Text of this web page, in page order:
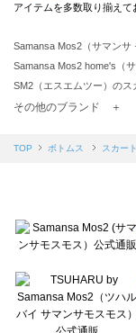
アイテムを多数取り揃えて
Samansa Mos2（サマンサ
Samansa Mos2 home's（
SM2（エスエムツー）のス
TSUHARU by Samansa
Samansa Mos2 blue（サマ
sō4ū（ソウフォーユー）
Te chichi（テチチ）のスカ
Te chichi CLASSIC（テチ
Lugnoncure（ルノンキュ
BETTY'S BLUE（べティー
Wpc.（ワールドパーティ
その他のブランド ＋
TOP ボトムス スカート